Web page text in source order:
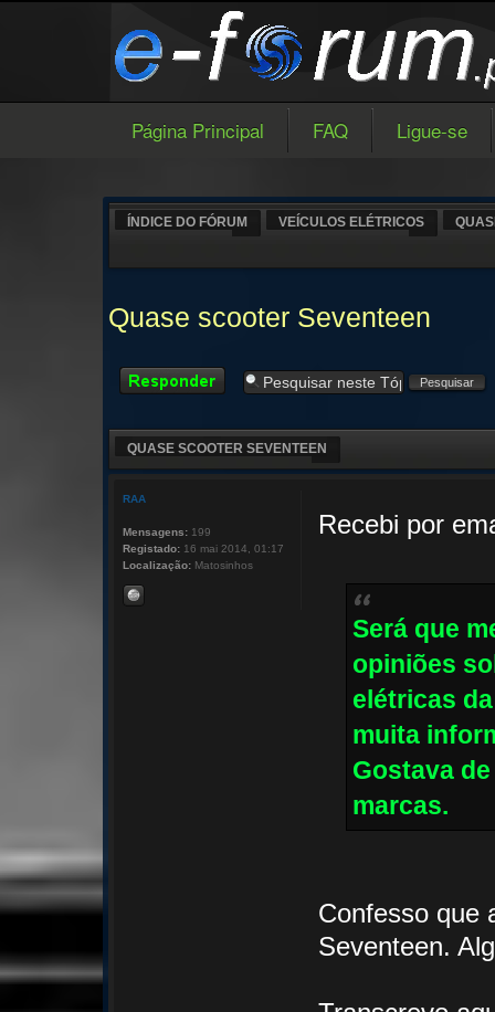
Página Principal FAQ Ligue-se
ÍNDICE DO FÓRUM VEÍCULOS ELÉTRICOS
Quase scooter Seventeen
Responder
QUASE SCOOTER SEVENTEEN
Recebi por
Será que
opiniões
elétricas
muita
Gostava
marcas.
Confesso que
Seventeen.
RAA
Mensagens: 199
Registado: 16 mai 2014, 01:17
Localização: Matosinhos